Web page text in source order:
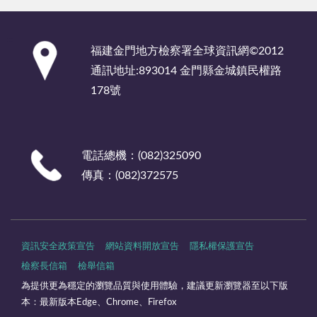
福建金門地方檢察署全球資訊網©2012
通訊地址:893014 金門縣金城鎮民權路
178號
電話總機：(082)325090
傳真：(082)372575
資訊安全政策宣告 網站資料開放宣告 隱私權保護宣告
檢察長信箱 檢舉信箱
為提供更為穩定的瀏覽品質與使用體驗，建議更新瀏覽器至以下版
本：最新版本Edge、Chrome、Firefox